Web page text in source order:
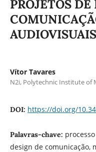
PROJETOS
AUDIOVISUAIS
Vítor Tavares
N2i, Polytechnic Institute of
DOI: https://doi.org/
Palavras-chave:
design de comunicação,